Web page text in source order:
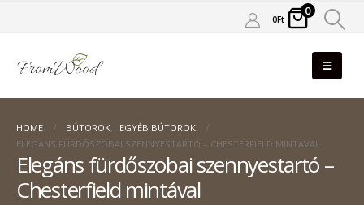
0Ft
0
HOME BÚTOROK,
EGYÉB BÚTOROK
ELEGÁNS FÜRDŐSZOBAI SZENNYESTARTÓ – CHESTERFIELD MINTÁVAL
Elegáns fürdőszobai szennyestartó –
Chesterfield mintával